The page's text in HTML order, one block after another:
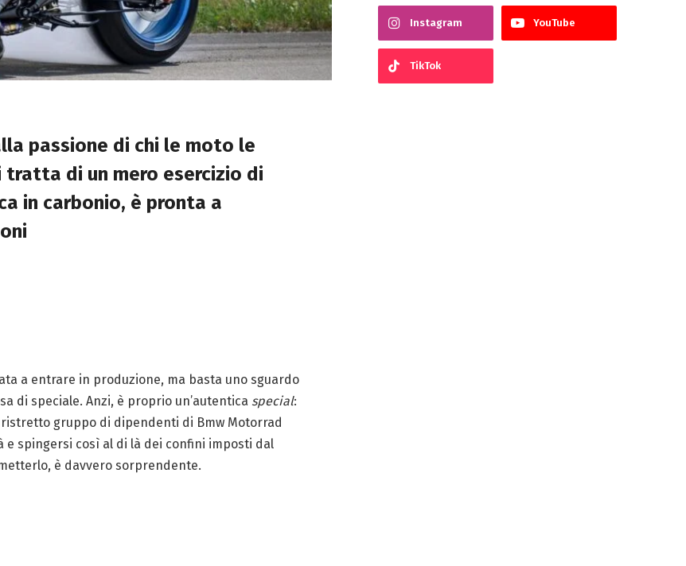
passione di chi le moto le
tratta di un mero esercizio di
in carbonio, è pronta a
a entrare in produzione, ma basta uno sguardo
di speciale. Anzi, è proprio un’autentica special:
gruppo di dipendenti di Bmw Motorrad
spingersi così al di là dei confini imposti dal
è davvero sorprendente.
Instagram YouTube
TikTok